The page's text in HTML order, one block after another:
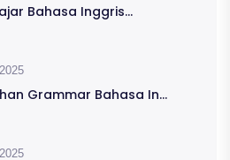
Bahasa Inggris...
Grammar Bahasa In...